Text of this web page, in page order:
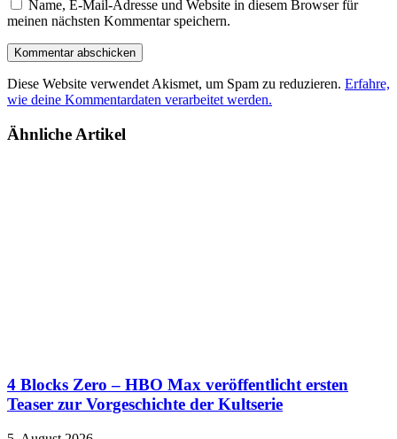
Name, E-Mail-Adresse und Website in diesem Browser für
meinen nächsten Kommentar speichern.
Diese Website verwendet Akismet, um Spam zu reduzieren. Erfahre,
wie deine Kommentardaten verarbeitet werden.
Ähnliche Artikel
4 Blocks Zero – HBO Max veröffentlicht ersten
Teaser zur Vorgeschichte der Kultserie